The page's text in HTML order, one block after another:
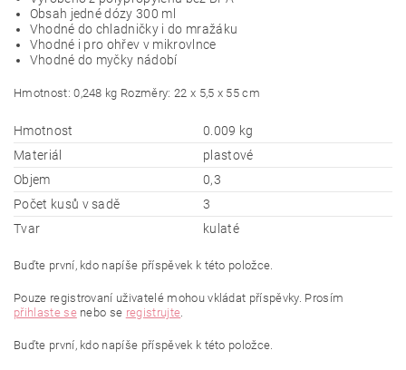
Obsah jedné dózy 300 ml
Vhodné do chladničky i do mražáku
Vhodné i pro ohřev v mikrovlnce
Vhodné do myčky nádobí
Hmotnost: 0,248 kg Rozměry: 22 x 5,5 x 55 cm
Hmotnost
0.009 kg
Materiál
plastové
Objem
0,3
Počet kusů v sadě
3
Tvar
kulaté
Buďte první, kdo napíše příspěvek k této položce.
Pouze registrovaní uživatelé mohou vkládat příspěvky. Prosím
přihlaste senebo se registrujte.
Buďte první, kdo napíše příspěvek k této položce.